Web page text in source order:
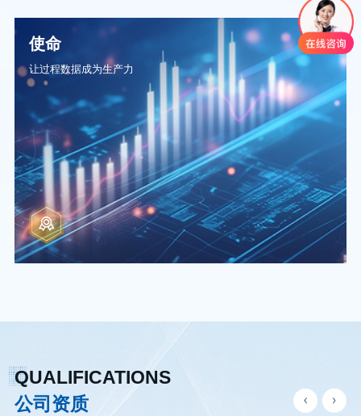
使命
让过程数据成为生产力
QUALIFICATIONS
公司资质